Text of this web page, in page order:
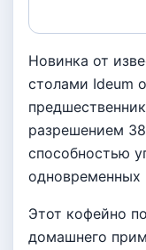
Новинка от
столами Ideum
разрешением
способностью
одновременных
Этот кофейно
домашнего